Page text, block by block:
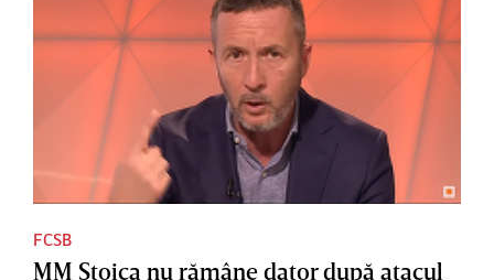
FCSB
MM Stoica nu rămâne dator după atacul